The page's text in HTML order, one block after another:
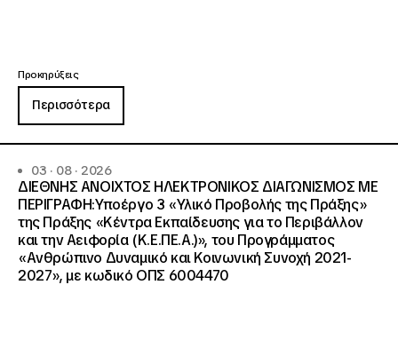
Προκηρύξεις
Περισσότερα
03 · 08 · 2026
ΔΙΕΘΝΗΣ ΑΝΟΙΧΤΟΣ ΗΛΕΚΤΡΟΝΙΚΟΣ ΔΙΑΓΩΝΙΣΜΟΣ ΜΕ
ΠΕΡΙΓΡΑΦΗ:Υποέργο 3 «Υλικό Προβολής της Πράξης»
της Πράξης «Κέντρα Εκπαίδευσης για το Περιβάλλον
και την Αειφορία (Κ.Ε.ΠΕ.Α.)», του Προγράμματος
«Ανθρώπινο Δυναμικό και Κοινωνική Συνοχή 2021-
2027», με κωδικό ΟΠΣ 6004470